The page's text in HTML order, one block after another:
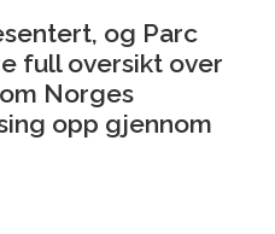
og Parc
full oversikt over
Norges
opp gjennom